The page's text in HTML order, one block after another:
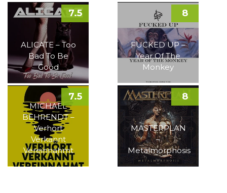
ALICATE – Too
Bad To Be
Good
7.5
FUCKED UP –
Year Of The
Monkey
8
MICHAEL
BEHRENDT –
Verhört
Verkannt
Vereinnahmt
7.5
MASTERPLAN
–
Metalmorphosis
8